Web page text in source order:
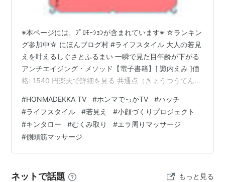
※本ページには、ﾌﾟﾛﾓｰｼｮﾝが含まれています※ ☆ランキン
グ参加中☆ にほんブログ村 #ライフスタイル 大人の若見
えを叶えるしぐさとふるまい 一瞬で見た目年齢が下がる
アンチエイジング・メソッド【電子書籍】[ 諏内えみ ]価
格: 1540 円楽天で詳細を見る 共通点（きょうつうてん）
は興味惹かれる。そして、それが「若見え」というテー
マだと、元々興味津々の人々は多い事だろう。だから、
美容男子のマネ事も書いてる僕としては、なおさらこの
番組にめっちゃ見入ったのだ。駄菓子菓子（だがしか
し、という逆接の接続詞だが、これにこの漢字をあてる
#HONMADEKKA TV #ホンマでっかTV #ハッチ
#ライフスタイル #若見え #小顔づくりプロジェクト
#キンタロー #むくみ取り #エラ周りマッサージ
#側頭筋マッサージ
ネットで話題 もっと見る